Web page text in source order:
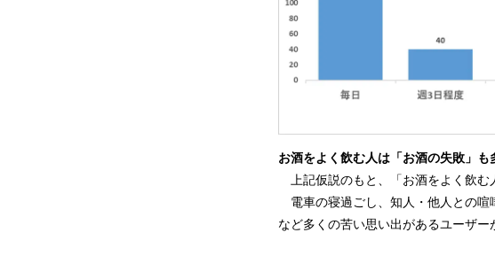
お酒をよく飲む人は「お酒の失敗」も
上記仮説のもと、「お酒をよく飲む
電車の寝過ごし、知人・他人との喧
など多くの苦い思い出があるユーザー